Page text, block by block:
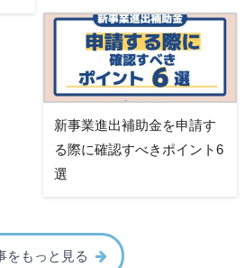
新事業進出補助金を申請す
る際に確認すべきポイント6
選
をもっと見る